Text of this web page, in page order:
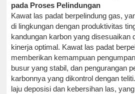
pada Proses Pelindungan
Kawat las padat berpelindung gas,
di lingkungan dengan produktivitas
kandungan karbon yang disesuaikan
kinerja optimal. Kawat las padat
memberikan kemampuan
busur yang stabil, dan pengurangan
karbonnya yang dikontrol dengan
laju deposisi dan kebersihan las,